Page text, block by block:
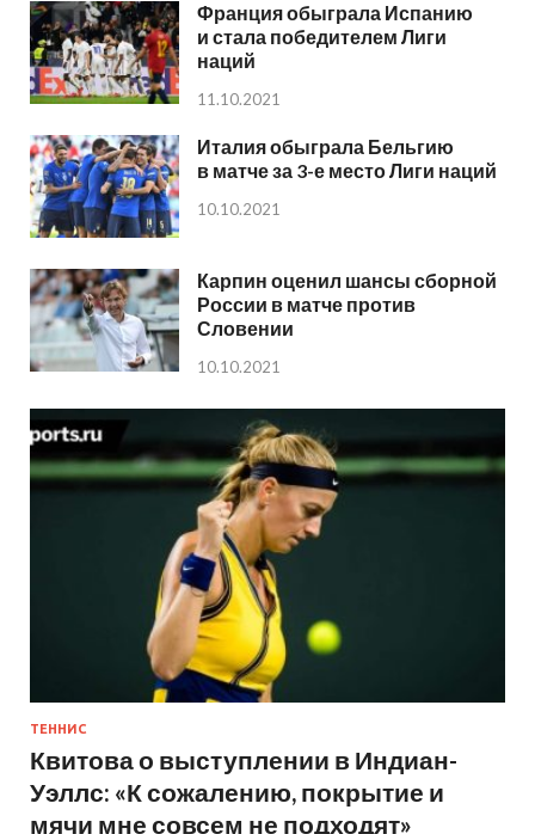
Франция обыграла Испанию
и стала победителем Лиги
наций
11.10.2021
Италия обыграла Бельгию
в матче за 3-е место Лиги наций
10.10.2021
Карпин оценил шансы сборной
России в матче против
Словении
10.10.2021
ТЕННИС
Квитова о выступлении в Индиан-
Уэллс: «К сожалению, покрытие и
мячи мне совсем не подходят»